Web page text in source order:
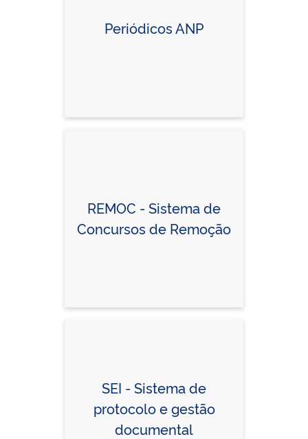
Periódicos ANP
REMOC - Sistema de
Concursos de Remoção
SEI - Sistema de
protocolo e gestão
documental